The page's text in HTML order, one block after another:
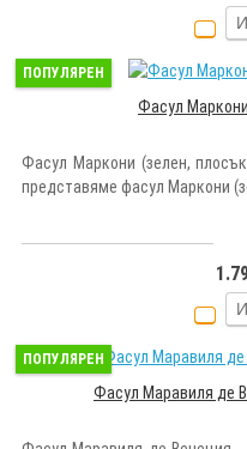
ПОПУЛЯРЕН
Фасул
Фасул Маркони (зелен,
представяме фасул Маркони
ПОПУЛЯРЕН
Фасул Маравиля де